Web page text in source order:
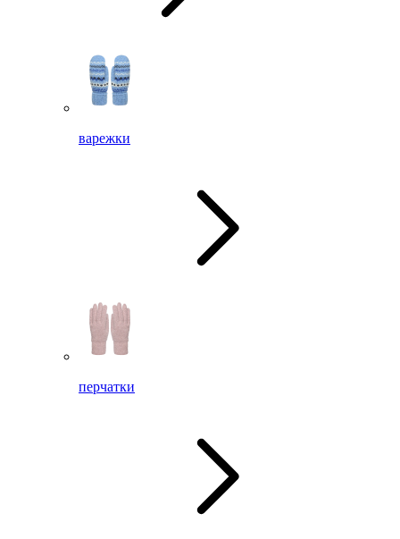
варежки
перчатки